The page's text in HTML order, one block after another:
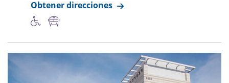
Obtener direcciones